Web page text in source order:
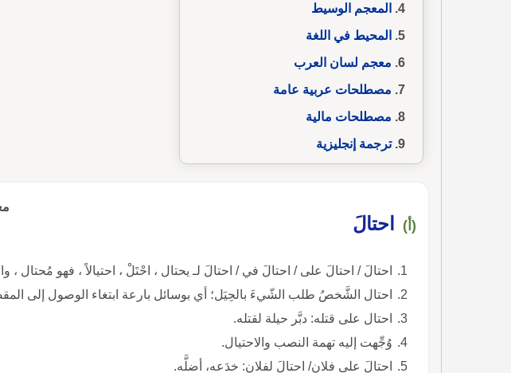
المعجم الوسيط
المحيط في اللغة
معجم لسان العرب
مصطلحات عربية عامة
مصطلحات مالية
ترجمة إنجليزية
(أ) احتالَ
احتالَ / احتالَ على / احتالَ في / احتالَ لـ يحتال ، احْتَلْ ، احتيالاً ، فهو مُحتال ،
احتال الشَّخصُ طلب الشّيءَ بالحِيَل؛ أي بوسائل بارعة ابتغاء الوصول إلى
احتال على قتله: دبَّر حيلة لقتله.
وُجِّهت إليه تهمة النصب والاحتيال.
احتالَ على فلان/ احتالَ لفلان: خدَعه، أضلَّه.